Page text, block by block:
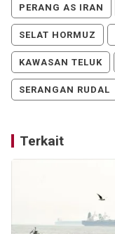
PERANG AS IRAN
SELAT HORMUZ
KAWASAN TELUK
SERANGAN RUDAL
Terkait